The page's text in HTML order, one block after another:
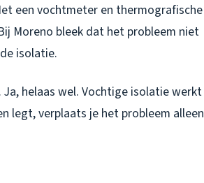
een vochtmeter en thermografische
Moreno bleek dat het probleem niet
isolatie.
helaas wel. Vochtige isolatie werkt
legt, verplaats je het probleem alleen